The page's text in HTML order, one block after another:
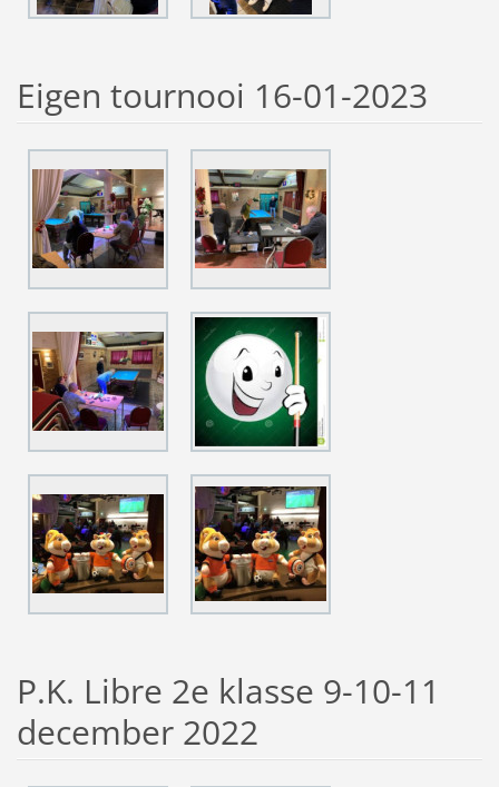
Eigen tournooi 16-01-2023
P.K. Libre 2e klasse 9-10-11
december 2022